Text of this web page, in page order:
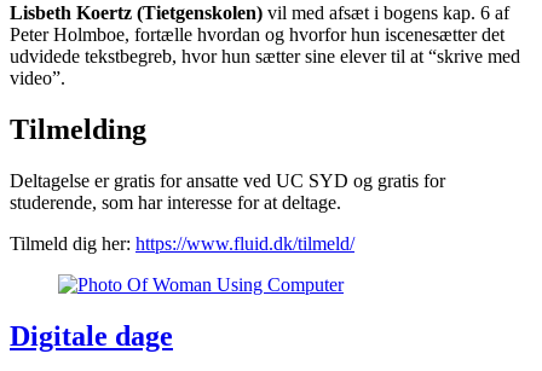
Lisbeth Koertz (Tietgenskolen) vil med afsæt i bogens kap. 6 af
Peter Holmboe, fortælle hvordan og hvorfor hun iscenesætter det
udvidede tekstbegreb, hvor hun sætter sine elever til at “skrive med
video”.
Tilmelding
Deltagelse er gratis for ansatte ved UC SYD og gratis for
studerende, som har interesse for at deltage.
Tilmeld dig her: https://www.fluid.dk/tilmeld/
Digitale dage